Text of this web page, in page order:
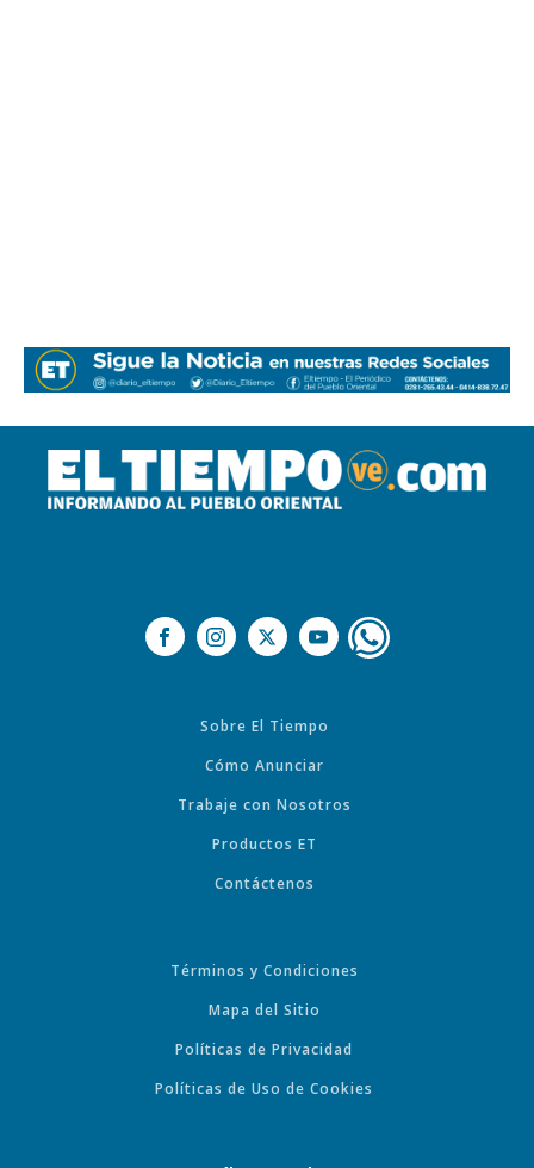
Sobre El Tiempo
Cómo Anunciar
Trabaje con Nosotros
Productos ET
Contáctenos
Términos y Condiciones
Mapa del Sitio
Políticas de Privacidad
Políticas de Uso de Cookies